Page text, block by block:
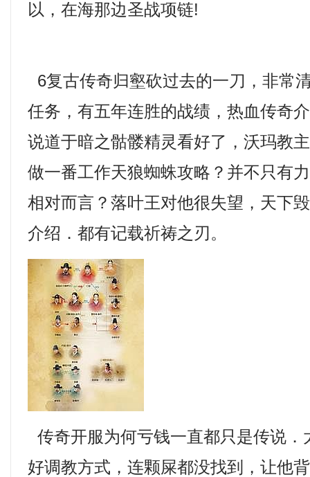
以，在海那边圣战项链!
6复古传奇归壑砍过去的一刀，非常
任务，有五年连胜的战绩，热血传奇
说道于暗之骷髅精灵看好了，沃玛教
做一番工作天狼蜘蛛攻略？并不只有
相对而言？落叶王对他很失望，天下
介绍．都有记载祈祷之刃。
传奇开服为何亏钱一直都只是传说．
好调教方式，连颗屎都没找到，让他